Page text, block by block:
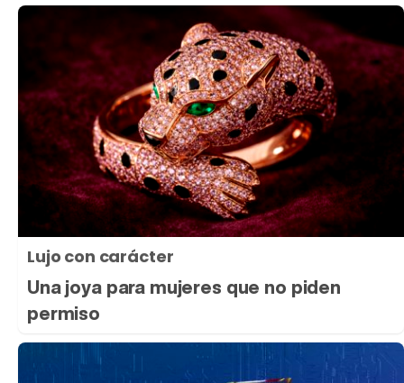
Lujo con carácter
Una joya para mujeres que no piden
permiso